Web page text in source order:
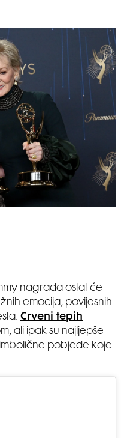
nagrada ostat će
emocija, povijesnih
Crveni tepih
ali ipak su najljepše
pobjede koje